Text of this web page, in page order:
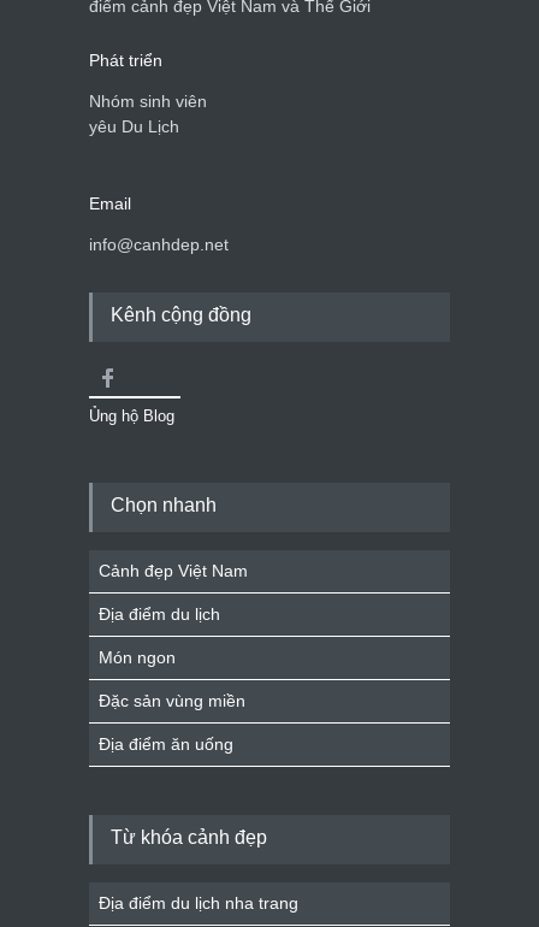
điểm cảnh đẹp Việt Nam và Thế Giới
Phát triển
Nhóm sinh viên
yêu Du Lịch
Email
info@canhdep.net
Kênh cộng đồng
Ủng hộ Blog
Chọn nhanh
Cảnh đẹp Việt Nam
Địa điểm du lịch
Món ngon
Đặc sản vùng miền
Địa điểm ăn uống
Từ khóa cảnh đẹp
Địa điểm du lịch nha trang